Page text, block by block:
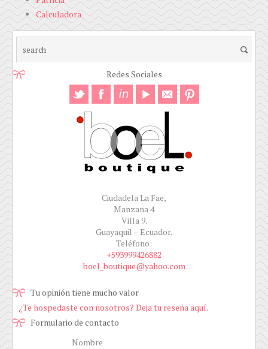
Calculadora
Redes Sociales
Ciudadela La Fae,
Manzana 4
Villa 9.
Guayaquil – Ecuador.
Teléfono:
+593999426882
boel_boutique@yahoo.com
Tu opinión tiene mucho valor
¿Te hospedaste con nosotros? Deja tu reseña aquí.
Formulario de contacto
Nombre